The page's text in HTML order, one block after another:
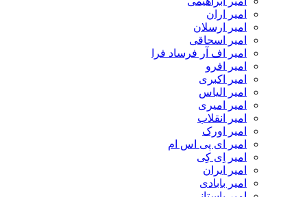
امیر اران
امیر ارسلان
امیر اسحاقی
امیر اف آر فرساد فرا
امیر افرو
امیر اکبری
امیر الیاس
امیر امیری
امیر انقلاب
امیر اورک
امیر ای پی اس ام
امیر اِی کِی
امیر ایران
امیر بابادی